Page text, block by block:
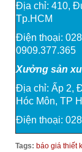
Địa chỉ: 410,
Tp.HCM
Điện thoại:
0909.377.365
Xưởng sản
Địa chỉ: Ấp 2,
Hóc Môn, TP
Điện thoại:
Tags: báo giá thiết